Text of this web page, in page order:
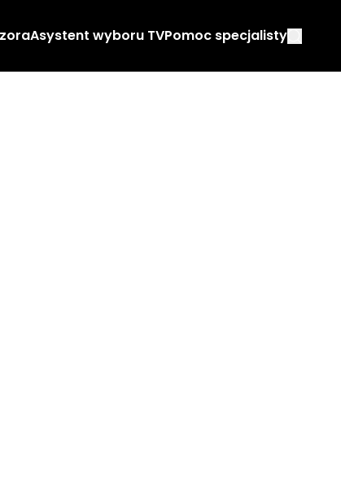
Asystent wyboru TVPomoc specjalisty